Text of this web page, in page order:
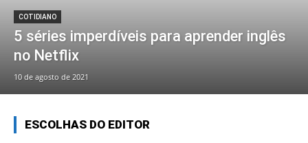
COTIDIANO
5 séries imperdíveis para aprender inglês
no Netflix
10 de agosto de 2021
ESCOLHAS DO EDITOR